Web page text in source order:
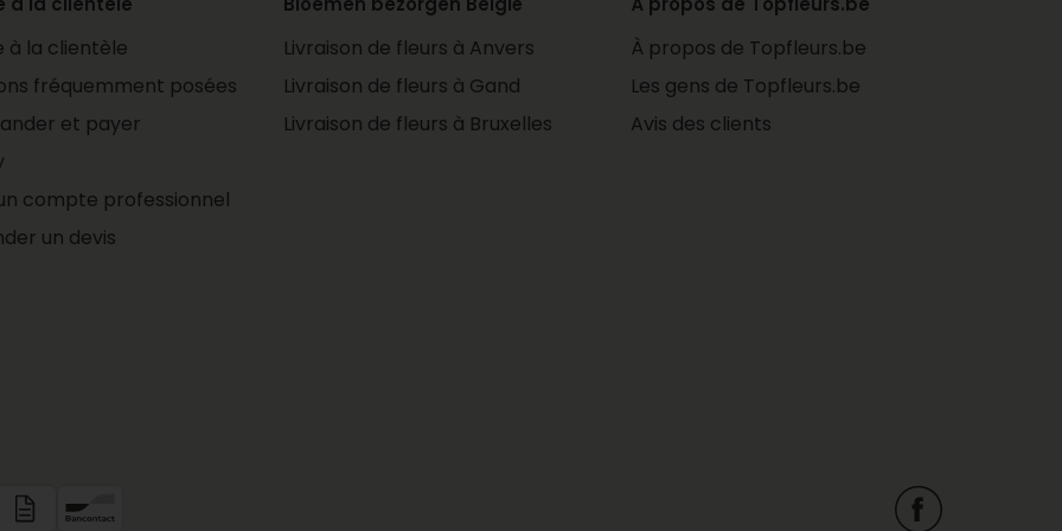
à
de
à la clientèle
fréquemment posées
et payer
compte professionnel
un devis
Livraison de fleurs à Anvers
Livraison de fleurs à Gand
Livraison de fleurs à Bruxelles
À propos de Topfleurs.be
Les gens de Topfleurs.be
Avis des clients